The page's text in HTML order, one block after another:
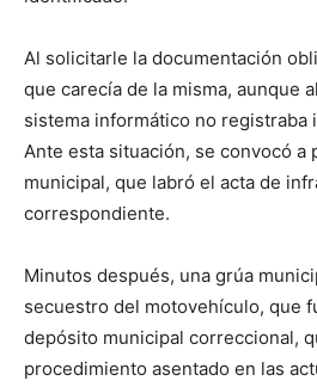
Al solicitarle la documentación
que carecía de la misma, aunque
sistema informático no registraba
Ante esta situación, se convocó a
municipal, que labró el acta de
correspondiente.
Minutos después, una grúa
secuestro del motovehículo, que
depósito municipal correccional,
procedimiento asentado en las